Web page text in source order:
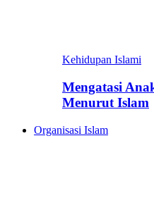
Kehidupan Islami
Mengatasi
Menurut Islam
Organisasi Islam